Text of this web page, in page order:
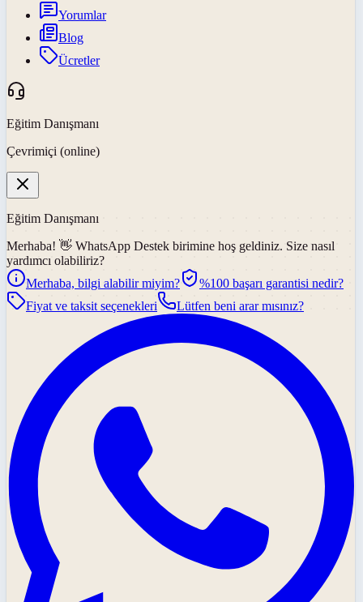
Yorumlar
Blog
Ücretler
Eğitim Danışmanı
Çevrimiçi (online)
Eğitim Danışmanı
Merhaba! 👋 WhatsApp Destek birimine hoş geldiniz. Size nasıl
yardımcı olabiliriz?
Merhaba, bilgi alabilir miyim?
%100 başarı garantisi nedir?
Fiyat ve taksit seçenekleri
Lütfen beni arar mısınız?